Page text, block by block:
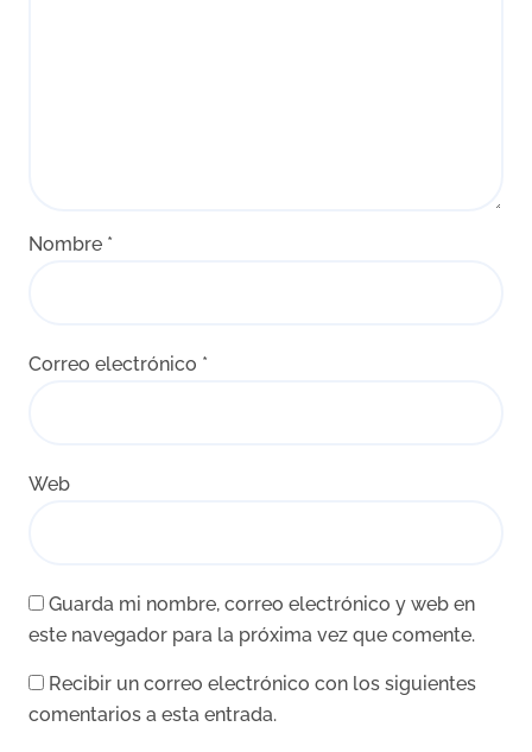
Nombre *
Correo electrónico *
Web
Guarda mi nombre, correo electrónico y web en
este navegador para la próxima vez que comente.
Recibir un correo electrónico con los siguientes
comentarios a esta entrada.